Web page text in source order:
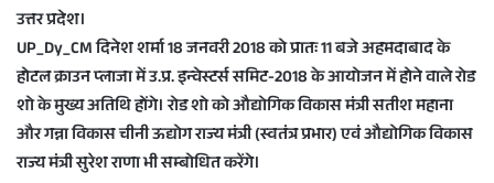
a
n
m
a
i
उत्तर प्रदेश।
UP_Dy_CM दिनेश शर्मा 18 जनवरी 2018 को प्रातः 11 बजे अहमदाबाद के
होटल क्राउन प्लाजा में उ.प्र. इन्वेस्टर्स समिट-2018 के आयोजन में होने वाले रोड
शो के मुख्य अतिथि होंगे। रोड शो को औद्योगिक विकास मंत्री सतीश महाना
और गन्ना विकास चीनी ऊद्योग राज्य मंत्री (स्वतंत्र प्रभार) एवं औद्योगिक विकास
राज्य मंत्री सुरेश राणा भी सम्बोधित करेंगे।